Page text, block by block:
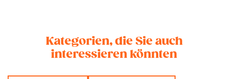
Kategorien, die Sie auch
interessieren könnten